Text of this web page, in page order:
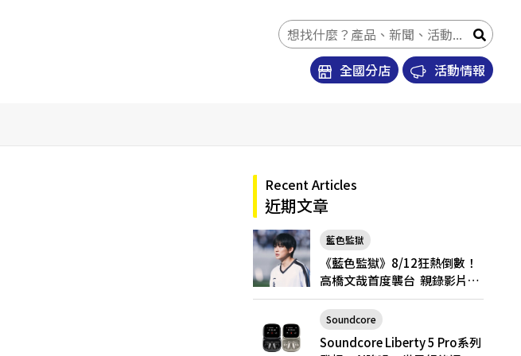
活動情報
全國分店
Recent Articles
近期文章
藍色監獄
《藍色監獄》8/12狂熱倒數！
高橋文哉首度襲台 親錄影片喊
話台粉「戲院見」
Soundcore
Soundcore Liberty 5 Pro
Soundcore Liberty 5 Pro系列